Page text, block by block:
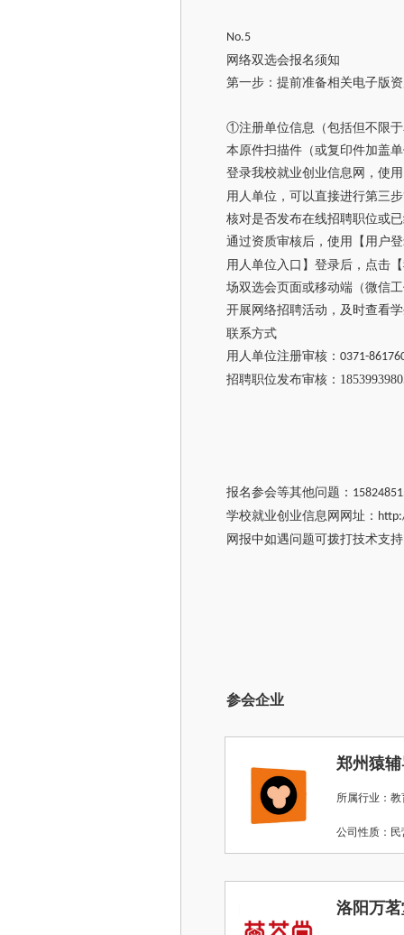
No.5
网络双选会报名须知
第一步：提前准备相关电子版
①注册单位信息（包括但不限
本原件扫描件（或复印件加盖
登录我校就业创业信息网，使
用人单位，可以直接进行第三
核对是否发布在线招聘职位或
通过资质审核后，使用【用户
用人单位入口】登录后，点击
场双选会页面或移动端（微信
开展网络招聘活动，及时查看
联系方式
用人单位注册审核： 0371-
招聘职位发布审核：
报名参会等其他问题：
学校就业创业信息网网址：
网报中如遇问题可拨打技术支
参会企业
郑州猿
所属行业：
公司性质
洛阳万